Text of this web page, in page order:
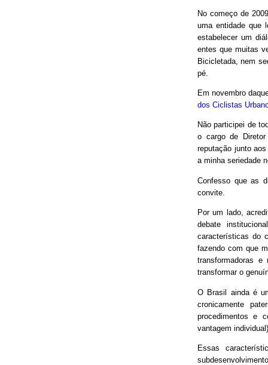
No começo de
uma entidade que
estabelecer um
entes que muitas
Bicicletada, nem
pé.
Em novembro
dos Ciclistas
Não participei de
o cargo de
reputação junto
a minha seriedade
Confesso que as
convite.
Por um lado,
debate
características do
fazendo com que
transformadoras
transformar o
O Brasil ainda é
cronicamente
procedimentos e
vantagem
Essas